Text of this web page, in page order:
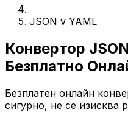
JSON v YAML
Конвертор
Безплатно
Безплатен онлайн
сигурно, не се изисква